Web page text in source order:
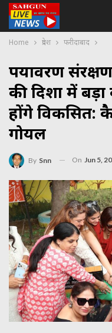
Home प्रदेश फरीदाबाद
पर्यावरण
की दिशा में
होंगे विकसित:
गोयल
By Snn On Jun 5,